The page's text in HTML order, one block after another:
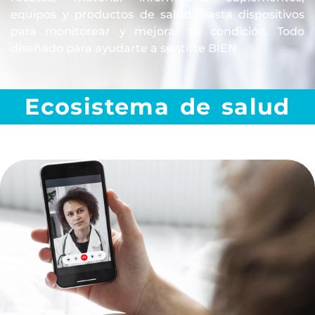
equipos y productos de salud, hasta dispositivos
para monitorear y mejorar tu condición. Todo
diseñado para ayudarte a sentirte BIEN
Ecosistema de salud
La más completa red de profesionales de la
salud a tú alcance. Videoconsultas, citas a
domicilio o en consultorios.
Ver Mas